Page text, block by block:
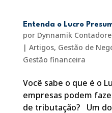
Entenda o Lucro
por Dynnamik
| Artigos, Gestão de
Gestão financeira
Você sabe o que é o
empresas podem
de tributação? Um